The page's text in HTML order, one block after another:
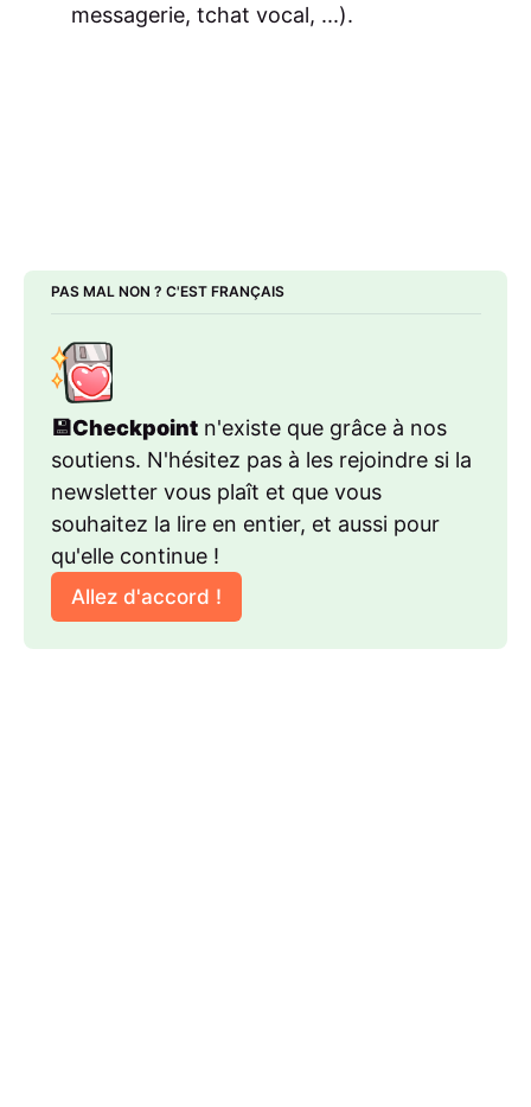
messagerie, tchat vocal, ...).
PAS MAL NON ? C'EST FRANÇAIS
💾Checkpoint n'existe que grâce à nos
soutiens. N'hésitez pas à les rejoindre si la
newsletter vous plaît et que vous
souhaitez la lire en entier, et aussi pour
qu'elle continue !
Allez d'accord !